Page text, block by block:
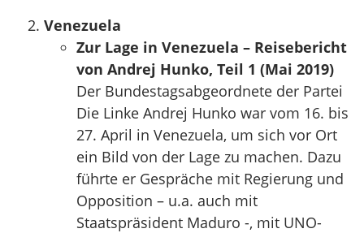
Venezuela
Zur Lage in Venezuela – Reisebericht
von Andrej Hunko, Teil 1 (Mai 2019)
Der Bundestagsabgeordnete der Partei
Die Linke Andrej Hunko war vom 16. bis
27. April in Venezuela, um sich vor Ort
ein Bild von der Lage zu machen. Dazu
führte er Gespräche mit Regierung und
Opposition – u.a. auch mit
Staatspräsident Maduro -, mit UNO-